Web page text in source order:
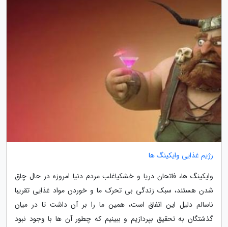
رژیم غذایی وایکینگ ها
وایکینگ ها، فاتحان دریا و خشکیاغلب مردم دنیا امروزه در حال چاق
شدن هستند، سبک زندگی بی تحرک ما و خوردن مواد غذایی تقریبا
ناسالم دلیل این اتفاق است، همین ما را بر آن داشت تا در میان
گذشتگان به تحقیق بپردازیم و ببینیم که چطور آن ها با وجود نبود